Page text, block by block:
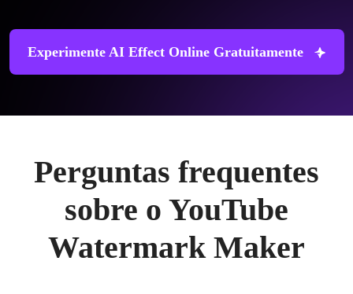
Experimente AI Effect Online Gratuitamente
Perguntas frequentes
sobre o YouTube
Watermark Maker